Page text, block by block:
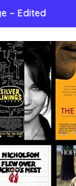
– Edited